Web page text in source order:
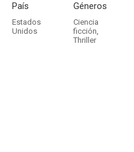
País
Estados
Unidos
Géneros
Ciencia
ficción,
Thriller